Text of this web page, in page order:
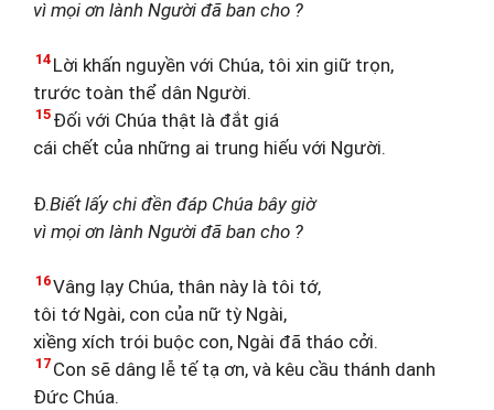
vì mọi ơn lành Người đã ban cho ?
14 Lời khấn nguyền với Chúa, tôi xin giữ trọn,
trước toàn thể dân Người.
15 Đối với Chúa thật là đắt giá
cái chết của những ai trung hiếu với Người.
Đ.Biết lấy chi đền đáp Chúa bây giờ
vì mọi ơn lành Người đã ban cho ?
16Vâng lạy Chúa, thân này là tôi tớ,
tôi tớ Ngài, con của nữ tỳ Ngài,
xiềng xích trói buộc con, Ngài đã tháo cởi.
17 Con sẽ dâng lễ tế tạ ơn, và kêu cầu thánh danh
Đức Chúa.